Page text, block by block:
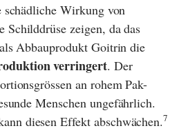
Wirkung von
Schilddrüse zeigen, da das
Abbauprodukt Goitrin die
verringert. Der
an rohem Pak-
Menschen ungefährlich.
diesen Effekt abschwächen.7